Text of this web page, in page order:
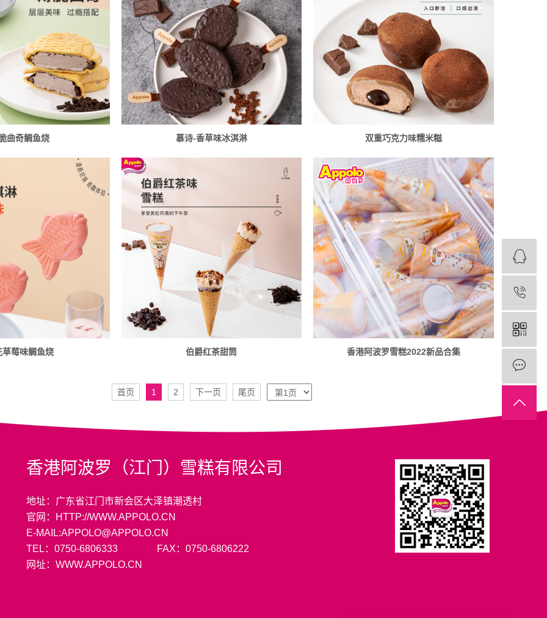
曲奇鲷鱼烧 慕诗-香草味冰淇淋 双重巧克力味糯米糍
草莓味鲷鱼烧 伯爵红茶甜筒 香港阿波罗雪糕2022新品合集
首页 1 2 下一页 尾页
香港阿波罗（江门）雪糕有限公司
地址：广东省江门市新会区大泽镇潮透村
官网：HTTP://WWW.APPOLO.CN
E-MAIL:APPOLO@APPOLO.CN
TEL：0750-6806333 FAX：0750-6806222
网址：WWW.APPOLO.CN